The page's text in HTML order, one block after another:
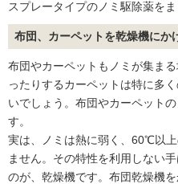
スプレータイプのノミ駆除薬をま
布団、カーペットを乾燥機にか
布団やカーペットもノミが集ま
ったりするカーペットは特に多
いでしょう。布団やカーペット
す。
実は、ノミは熱に弱く、60℃以
ません。その特性を利用しない
のが、乾燥機です。布団乾燥機